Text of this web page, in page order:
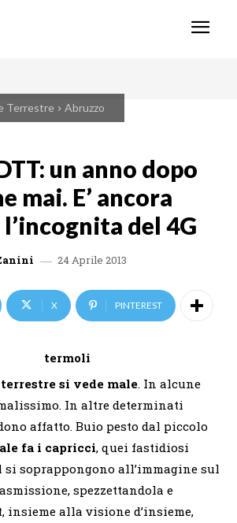
Terrestre Abruzzo
un anno dopo
mai. E’ ancora
l’incognita del 4G
24 Aprile 2013
X PINTEREST
si vede male. In alcune
In altre determinati
affatto. Buio pesto dal piccolo
fa i capricci, quei fastidiosi
soprappongono all’immagine sul
spezzettandola e
insieme alla visione d’insieme,